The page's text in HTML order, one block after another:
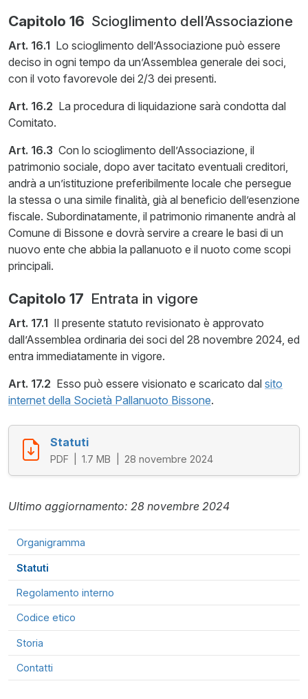
Organigramma
Statuti
Regolamento interno
Codice etico
Storia
Contatti
Capitolo 16 Scioglimento dell’Associazione
Art. 16.1 Lo scioglimento dell’Associazione può essere
deciso in ogni tempo da un’Assemblea generale dei soci,
con il voto favorevole dei 2/3 dei presenti.
Art. 16.2 La procedura di liquidazione sarà condotta dal
Comitato.
Art. 16.3 Con lo scioglimento dell’Associazione, il
patrimonio sociale, dopo aver tacitato eventuali creditori,
andrà a un’istituzione preferibilmente locale che persegue
la stessa o una simile finalità, già al beneficio dell’esenzione
fiscale. Subordinatamente, il patrimonio rimanente andrà al
Comune di Bissone e dovrà servire a creare le basi di un
nuovo ente che abbia la pallanuoto e il nuoto come scopi
principali.
Capitolo 17 Entrata in vigore
Art. 17.1 Il presente statuto revisionato è approvato
dall’Assemblea ordinaria dei soci del 28 novembre 2024, ed
entra immediatamente in vigore.
Art. 17.2 Esso può essere visionato e scaricato dal sito
internet della Società Pallanuoto Bissone.
Statuti
PDF 1.7 MB 28 novembre 2024
Ultimo aggiornamento: 28 novembre 2024